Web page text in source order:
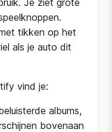
Je ziet grote
tikken op het
als je auto dit
vind je:
albums,
bovenaan